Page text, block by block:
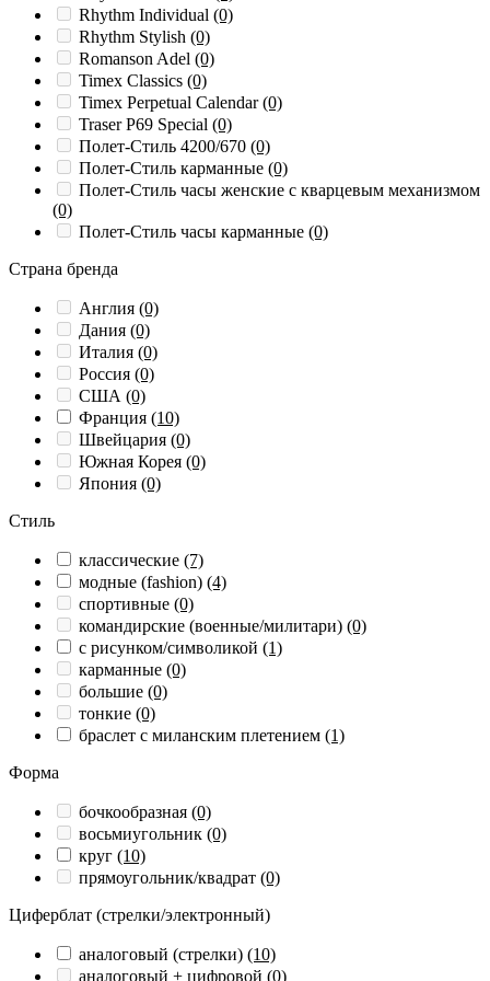
Rhythm Individual (0)
Rhythm Stylish (0)
Romanson Adel (0)
Timex Classics (0)
Timex Perpetual Calendar(0)
Traser P69 Special (0)
Полет-Стиль 4200/670 (0)
Полет-Стиль карманные (0)
Полет-Стиль часы женские с кварцевым механизмом
(0)
Полет-Стиль часы карманные (0)
Страна бренда
Англия (0)
Дания (0)
Италия (0)
Россия (0)
США (0)
Франция (10)
Швейцария (0)
Южная Корея (0)
Япония (0)
Стиль
классические (7)
модные (fashion) (4)
спортивные (0)
командирские (военные/милитари) (0)
с рисунком/символикой (1)
карманные (0)
большие (0)
тонкие (0)
браслет с миланским плетением (1)
Форма
бочкообразная (0)
восьмиугольник (0)
круг (10)
прямоугольник/квадрат (0)
Циферблат (стрелки/электронный)
аналоговый (стрелки) (10)
аналоговый + цифровой (0)